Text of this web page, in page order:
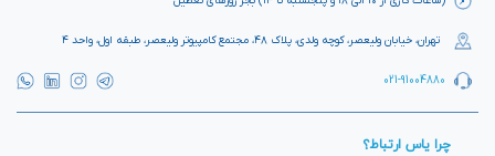
تهران، خیابان ولیعصر، کوچه ولدی، پلاک ۴۸، مجتمع کامپیوتر ولیعصر، طبقه اول، واحد ۴
021-91004880
چرا یاس ارتباط؟